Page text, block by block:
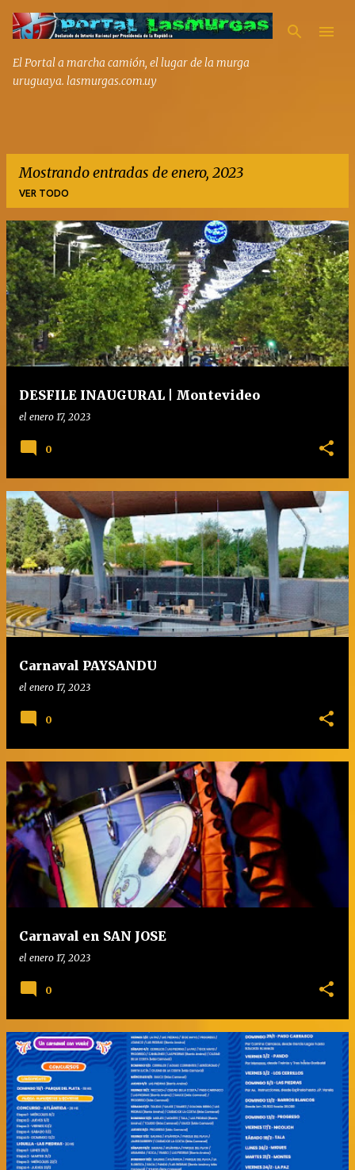
Ir al contenido
El Portal a marcha camión, el lugar de la murga
uruguaya. lasmurgas.com.uy
Mostrando entradas de enero, 2023
VER TODO
E
n
t
r
a
d
DESFILE INAUGURAL | Montevideo
el enero 17, 2023
0
Carnaval PAYSANDU
el enero 17, 2023
0
Carnaval en SAN JOSE
el enero 17, 2023
0